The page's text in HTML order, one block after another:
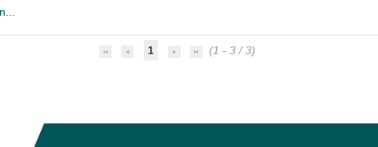
1 (1 - 3 / 3)